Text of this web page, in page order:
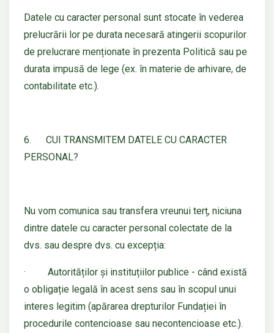
Datele cu caracter personal sunt stocate în vederea
prelucrării lor pe durata necesară atingerii scopurilor
de prelucrare menționate în prezenta Politică sau pe
durata impusă de lege (ex. în materie de arhivare, de
contabilitate etc.).
6. CUI TRANSMITEM DATELE CU CARACTER
PERSONAL?
Nu vom comunica sau transfera vreunui terț, niciuna
dintre datele cu caracter personal colectate de la
dvs. sau despre dvs. cu excepția:
· Autorităților și instituțiilor publice - când există
o obligație legală în acest sens sau în scopul unui
interes legitim (apărarea drepturilor Fundației în
procedurile contencioase sau necontencioase etc.).